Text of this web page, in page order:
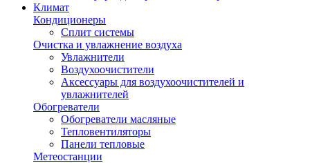
Климат
Кондиционеры
Сплит системы
Очистка и увлажнение воздуха
Увлажнители
Воздухоочистители
Аксессуары для воздухоочистителей и
увлажнителей
Обогреватели
Обогреватели масляные
Тепловентиляторы
Панели тепловые
Метеостанции